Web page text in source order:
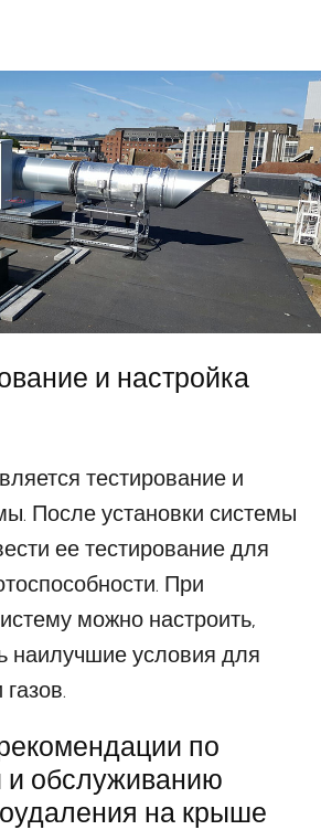
и настройка
тестирование и
После установки системы
ее тестирование для
При
можно настроить,
наилучшие условия для
по
и обслуживанию
на крыше